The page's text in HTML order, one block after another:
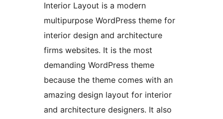
Interior Layout is a modern
multipurpose WordPress theme for
interior design and architecture
firms websites. It is the most
demanding WordPress theme
because the theme comes with an
amazing design layout for interior
and architecture designers. It also